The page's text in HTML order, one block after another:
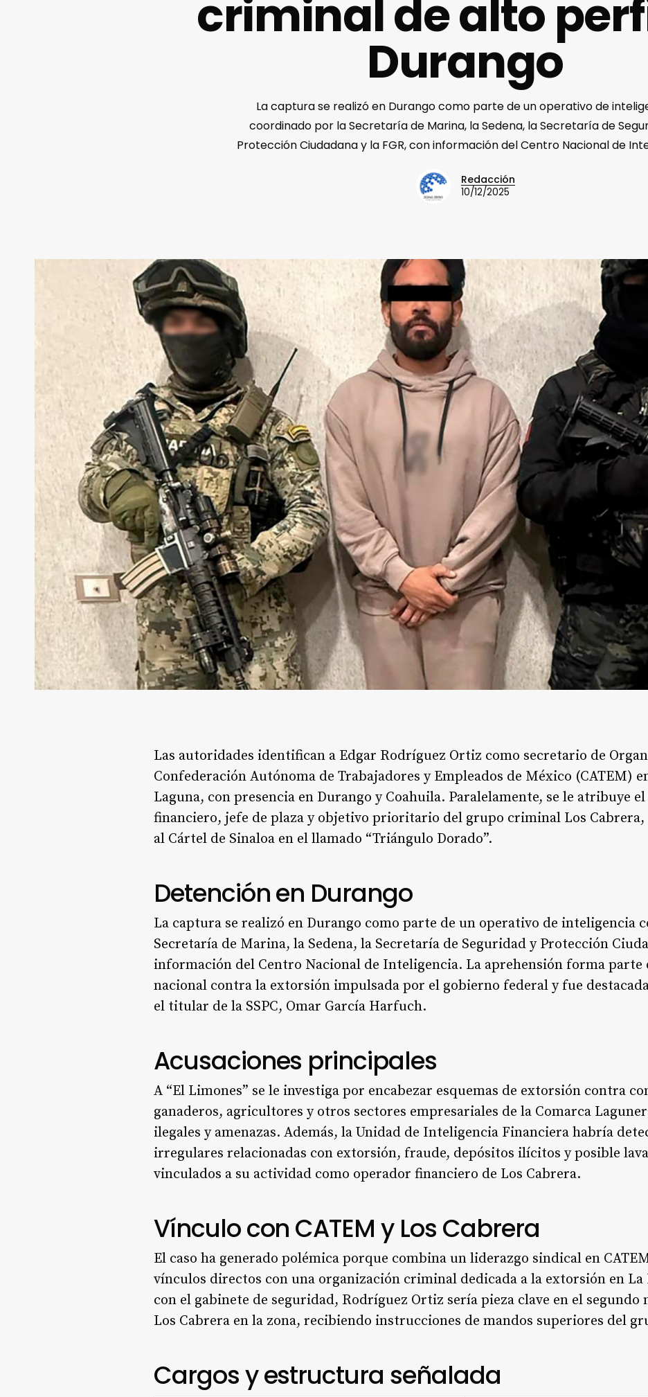
criminal de alto
Durango
La captura se realizó en Durango como parte de un operativo de
coordinado por la Secretaría de Marina, la Sedena, la Secretaría de
Protección Ciudadana y la FGR, con información del Centro Nacional de
Redacción
10/12/2025
Las autoridades identifican a Edgar Rodríguez Ortiz como secretario de
Confederación Autónoma de Trabajadores y Empleados de México (CATEM)
Laguna, con presencia en Durango y Coahuila. Paralelamente, se le atribuye
financiero, jefe de plaza y objetivo prioritario del grupo criminal Los Cabrera,
al Cártel de Sinaloa en el llamado “Triángulo Dorado”.
Detención en Durango
La captura se realizó en Durango como parte de un operativo de inteligencia
Secretaría de Marina, la Sedena, la Secretaría de Seguridad y Protección
información del Centro Nacional de Inteligencia. La aprehensión forma parte
nacional contra la extorsión impulsada por el gobierno federal y fue
el titular de la SSPC, Omar García Harfuch.
Acusaciones principales
A “El Limones” se le investiga por encabezar esquemas de extorsión contra
ganaderos, agricultores y otros sectores empresariales de la Comarca
ilegales y amenazas. Además, la Unidad de Inteligencia Financiera habría
irregulares relacionadas con extorsión, fraude, depósitos ilícitos y posible
vinculados a su actividad como operador financiero de Los Cabrera.
Vínculo con CATEM y Los Cabrera
El caso ha generado polémica porque combina un liderazgo sindical en
vínculos directos con una organización criminal dedicada a la extorsión en La
con el gabinete de seguridad, Rodríguez Ortiz sería pieza clave en el segundo
Los Cabrera en la zona, recibiendo instrucciones de mandos superiores del
Cargos y estructura señalada